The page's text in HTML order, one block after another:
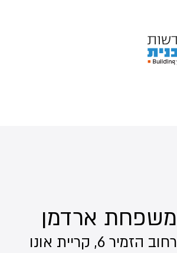
משפחת ארדמן
רחוב הזמיר 6, קריית אונו